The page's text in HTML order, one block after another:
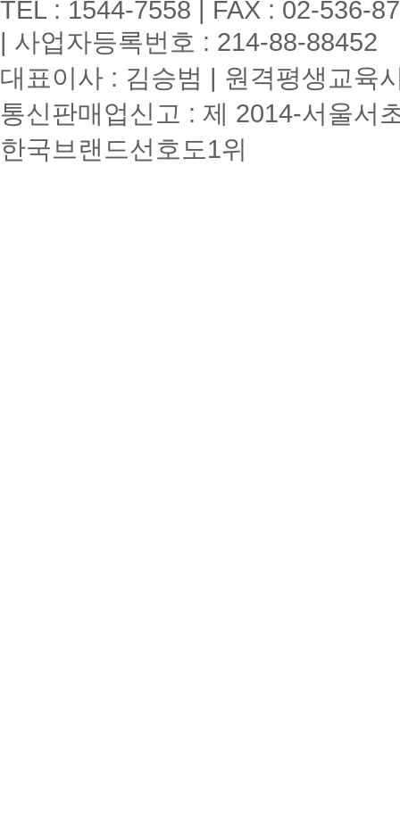
TEL : 1544-7558 | FAX : 02-536-
| 사업자등록번호 : 214-88-88452
대표이사 : 김승범 | 원격평생교육
통신판매업신고 : 제 2014-서울서
한국브랜드선호도1위